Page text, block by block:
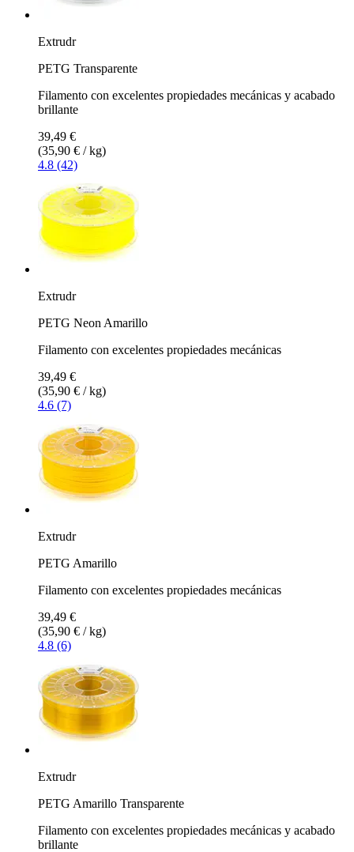
Extrudr
PETG Transparente
Filamento con excelentes propiedades mecánicas y acabado
brillante
39,49 €
(35,90 € / kg)
4.8 (42)
Extrudr
PETG Neon Amarillo
Filamento con excelentes propiedades mecánicas
39,49 €
(35,90 € / kg)
4.6 (7)
Extrudr
PETG Amarillo
Filamento con excelentes propiedades mecánicas
39,49 €
(35,90 € / kg)
4.8 (6)
Extrudr
PETG Amarillo Transparente
Filamento con excelentes propiedades mecánicas y acabado
brillante